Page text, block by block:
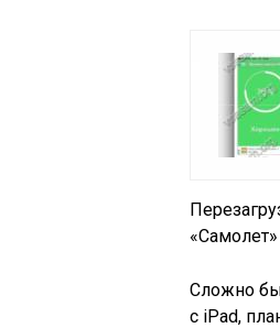
Сложно
с iPad,